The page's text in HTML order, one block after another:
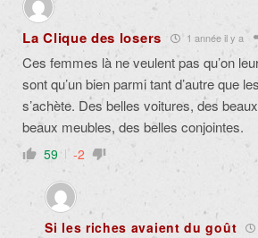
La Clique des losers 1 année il y a
Ces femmes là ne veulent pas qu’on
sont qu’un bien parmi tant d’autre que
s’achète. Des belles voitures, des
beaux meubles, des belles conjointes.
59 -2
Si les riches avaient du goût